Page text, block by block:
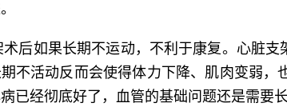
术后如果长期不运动，不利于康复。心脏
不活动反而会使得体力下降、肌肉变弱
已经彻底好了，血管的基础问题还是需要长